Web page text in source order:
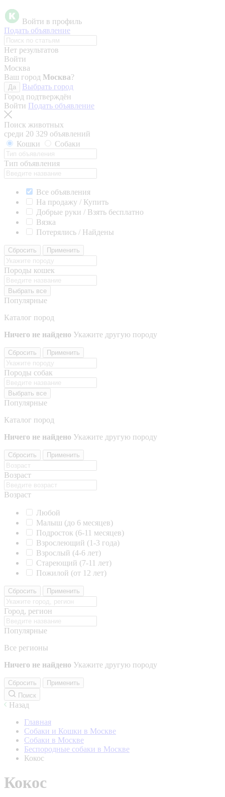
Войти в профиль
Подать объявление
Нет результатов
Войти
Москва
Ваш город Москва?
Да
Выбрать город
Город подтверждён
Войти Подать объявление
Поиск животных
среди 20 329 объявлений
Кошки
Собаки
Тип объявления
Все объявления
На продажу / Купить
Добрые руки / Взять бесплатно
Вязка
Потерялись / Найдены
Сбросить Применить
Породы кошек
Выбрать все
Популярные
Каталог пород
Ничего не найдено Укажите другую породу
Сбросить Применить
Породы собак
Выбрать все
Популярные
Каталог пород
Ничего не найдено Укажите другую породу
Сбросить Применить
Возраст
Возраст
Любой
Малыш (до 6 месяцев)
Подросток (6-11 месяцев)
Взрослеющий (1-3 года)
Взрослый (4-6 лет)
Стареющий (7-11 лет)
Пожилой (от 12 лет)
Сбросить Применить
Город, регион
Популярные
Все регионы
Ничего не найдено Укажите другую породу
Сбросить
Применить
Поиск
Назад
Главная
Собаки и Кошки в Москве
Собаки в Москве
Беспородные собаки в Москве
Кокос
Кокос